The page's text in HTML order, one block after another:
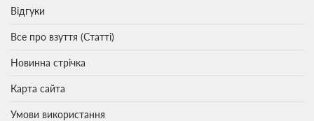
Відгуки
Все про взуття (Статті)
Новинна стрічка
Карта сайта
Умови використання